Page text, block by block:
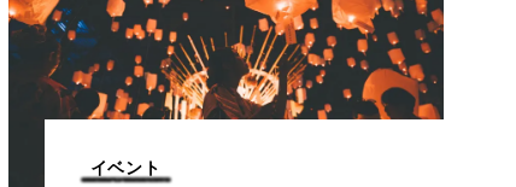
イベント